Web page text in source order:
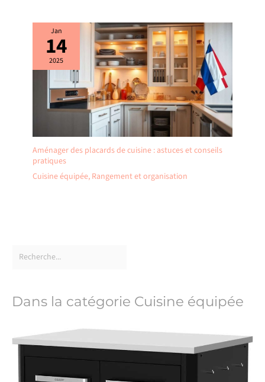
Jan
14
2025
Aménager des placards de cuisine : astuces et conseils
pratiques
Cuisine équipée, Rangement et organisation
Dans la catégorie Cuisine équipée